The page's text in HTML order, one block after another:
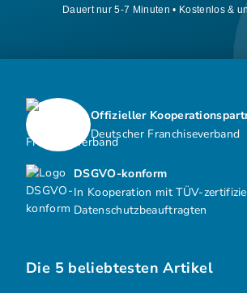
Dauert nur 5-7 Minuten • Kostenlos &
DSGVO-konform
In Kooperation mit TÜV-
Datenschutzbeauftragten
Offizieller
Deutscher Franchiseverband
Die 5 beliebtesten Artikel